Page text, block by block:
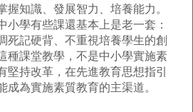
握知識、發展智力、培養能力。
學有些課還基本上是老一套：
死記硬背、不重視培養學生的創
種課堂教學，不是中小學實施素
堅持改革，在先進教育思想指引
成為實施素質教育的主渠道。